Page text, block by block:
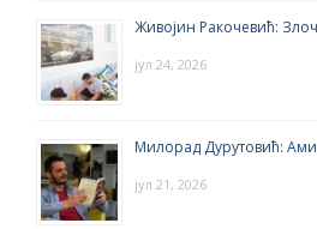
Живојин Ракочевић:
јул 24, 2026
Милорад Дурутовић:
јул 21, 2026